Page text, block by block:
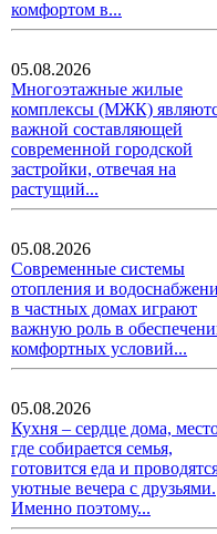
комфортом в...
05.08.2026
Многоэтажные жилые
комплексы (МЖК)
важной составляющей
современной городской
застройки, отвечая на
растущий...
05.08.2026
Современные системы
отопления и
в частных домах играют
важную роль в
комфортных условий...
05.08.2026
Кухня – сердце дома,
где собирается семья,
готовится еда и
уютные вечера с друзьями.
Именно поэтому...